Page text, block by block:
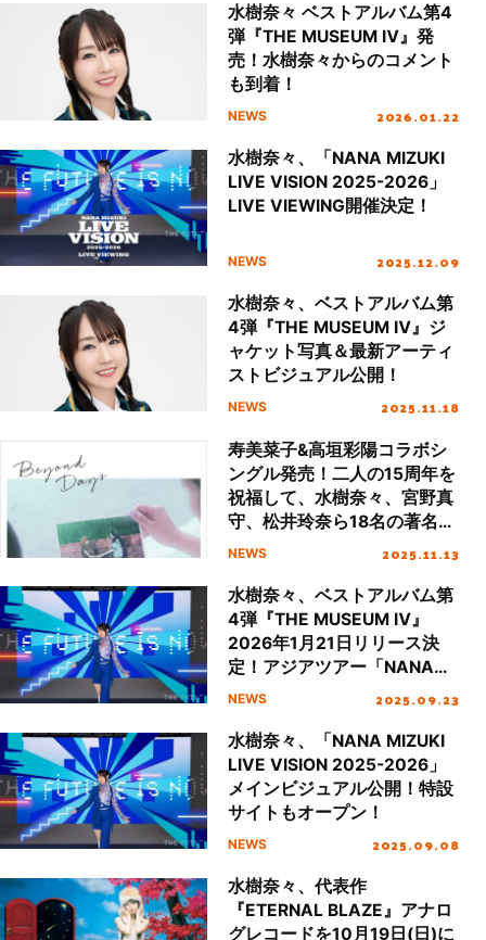
水樹奈々 ベストアルバム第4
弾『THE MUSEUM Ⅳ』発
売！水樹奈々からのコメント
も到着！
NEWS 2026.01.22
水樹奈々、「NANA MIZUKI
LIVE VISION 2025-2026」
LIVE VIEWING開催決定！
NEWS 2025.12.09
水樹奈々、ベストアルバム第
4弾『THE MUSEUM Ⅳ』ジ
ャケット写真＆最新アーティ
ストビジュアル公開！
NEWS 2025.11.18
寿美菜子&高垣彩陽コラボシ
ングル発売！二人の15周年を
祝福して、水樹奈々、宮野真
守、松井玲奈ら18名の著名人
によるお祝いメッセージを公
NEWS 2025.11.13
水樹奈々、ベストアルバム第
4弾『THE MUSEUM Ⅳ』
2026年1月21日リリース決
定！アジアツアー「NANA
MIZUKI LIVE VISION 2025-
NEWS 2025.09.23
水樹奈々、「NANA MIZUKI
LIVE VISION 2025-2026」
メインビジュアル公開！特設
サイトもオープン！
NEWS 2025.09.08
水樹奈々、代表作
『ETERNAL BLAZE』アナロ
グレコードを10月19日(日)に